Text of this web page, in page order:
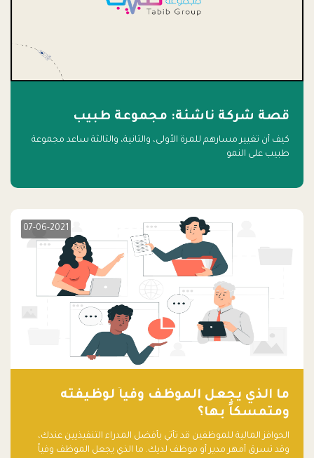
قصة شركة ناشئة: مجموعة طبيب
كيف أن تغيير مسارهم للمرة الأولى، والثانية، والثالثة ساعد مجموعة
طبيب على النمو
07-06-2021
ما الذي يجعل الموظف وفياً لوظيفته
ومتمسكاً بها؟
الحوافز المالية للموظفين قد تأتي بأفضل المدراء التنفيذيين عندك،
وقد تسرق أمهر مدير أو موظف لديك. ما الذي يجعل الموظف وفياً